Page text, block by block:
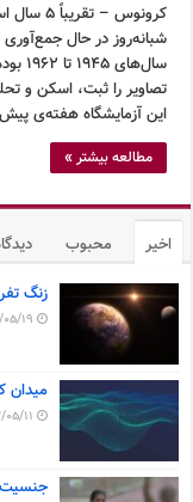
شبانه‌روز در حال
تصاویر را ثبت، اسکن و
این آزمایشگاه هفته‌ی
مطالعه بیشتر »
اخیر محبوب
زنگ
19
میدان
05/11
جنسیت